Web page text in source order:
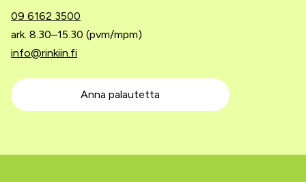
09 6162 3500
ark. 8.30–15.30 (pvm/mpm)
info@rinkiin.fi
Anna palautetta